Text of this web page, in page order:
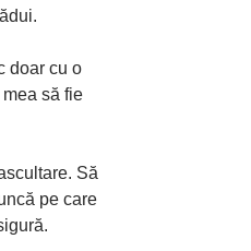
doar cu o
să fie
Să
pe care